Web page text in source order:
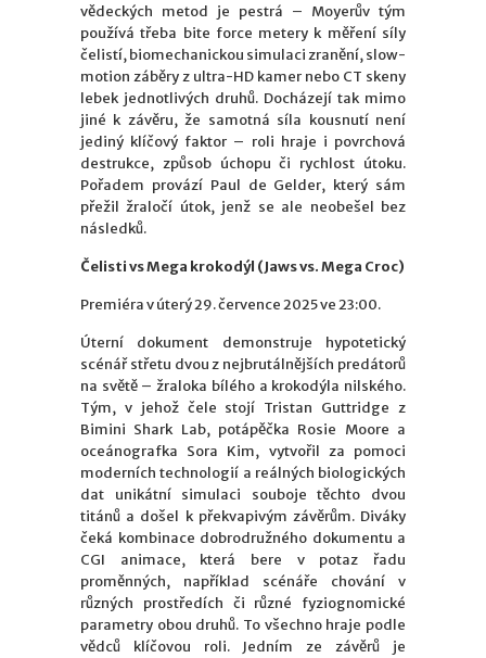
vědeckých metod je pestrá – Moyerův tým
používá třeba bite force metery k měření síly
čelistí, biomechanickou simulaci zranění, slow-
motion záběry z ultra-HD kamer nebo CT skeny
lebek jednotlivých druhů. Docházejí tak mimo
jiné k závěru, že samotná síla kousnutí není
jediný klíčový faktor – roli hraje i povrchová
destrukce, způsob úchopu či rychlost útoku.
Pořadem provází Paul de Gelder, který sám
přežil žraločí útok, jenž se ale neobešel bez
následků.
Čelisti vs Mega krokodýl (Jaws vs. Mega Croc)
Premiéra v úterý 29. července 2025 ve 23:00.
Úterní dokument demonstruje hypotetický
scénář střetu dvou z nejbrutálnějších predátorů
na světě – žraloka bílého a krokodýla nilského.
Tým, v jehož čele stojí Tristan Guttridge z
Bimini Shark Lab, potápěčka Rosie Moore a
oceánografka Sora Kim, vytvořil za pomoci
moderních technologií a reálných biologických
dat unikátní simulaci souboje těchto dvou
titánů a došel k překvapivým závěrům. Diváky
čeká kombinace dobrodružného dokumentu a
CGI animace, která bere v potaz řadu
proměnných, například scénáře chování v
různých prostředích či různé fyziognomické
parametry obou druhů. To všechno hraje podle
vědců klíčovou roli. Jedním ze závěrů je